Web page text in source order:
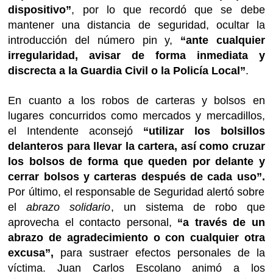
dispositivo”, por lo que recordó que se debe
mantener una distancia de seguridad, ocultar la
introducción del número pin y, “ante cualquier
irregularidad, avisar de forma inmediata y
discrecta a la Guardia Civil o la Policía Local”.
En cuanto a los robos de carteras y bolsos en
lugares concurridos como mercados y mercadillos,
el Intendente aconsejó “utilizar los bolsillos
delanteros para llevar la cartera, así como cruzar
los bolsos de forma que queden por delante y
cerrar bolsos y carteras después de cada uso”.
Por último, el responsable de Seguridad alertó sobre
elabrazo solidario, un sistema de robo que
aprovecha el contacto personal, “a través de un
abrazo de agradecimiento o con cualquier otra
excusa”, para sustraer efectos personales de la
víctima. Juan Carlos Escolano animó a los